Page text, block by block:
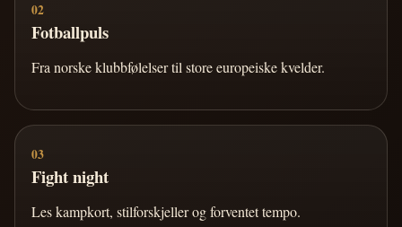
02
Fotballpuls
Fra norske klubbfølelser til store europeiske kvelder.
03
Fight night
Les kampkort, stilforskjeller og forventet tempo.